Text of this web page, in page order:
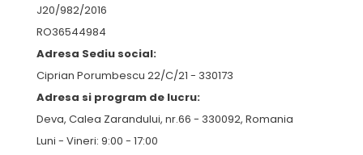
J20/982/2016
RO36544984
Adresa Sediu social:
Ciprian Porumbescu 22/C/21 - 330173
Adresa si program de lucru:
Deva, Calea Zarandului, nr.66 - 330092, Romania
Luni - Vineri: 9:00 - 17:00